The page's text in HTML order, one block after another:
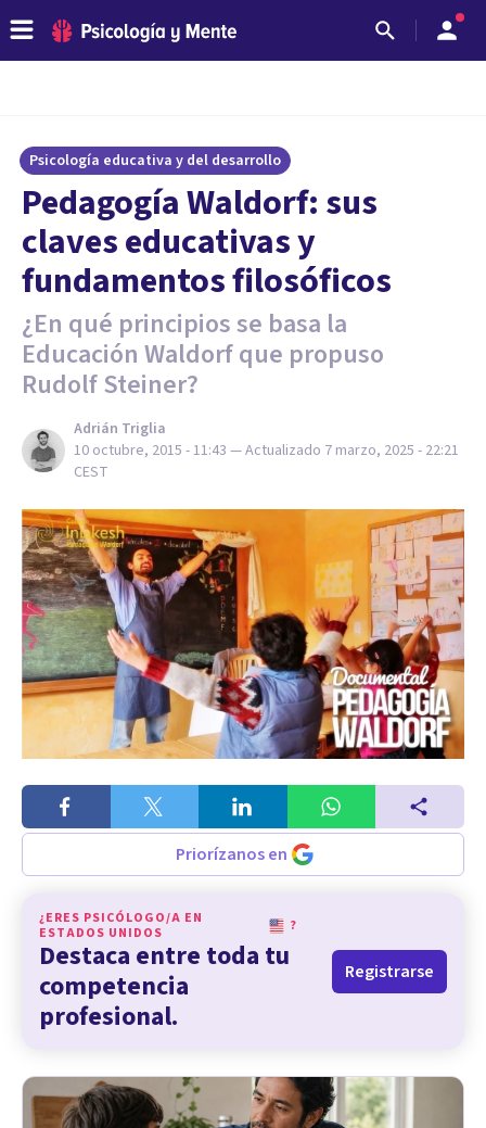
Psicología educativa y del desarrollo
​Pedagogía Waldorf: sus
claves educativas y
fundamentos filosóficos
¿En qué principios se basa la
Educación Waldorf que propuso
Rudolf Steiner?
Adrián Triglia
10 octubre, 2015 - 11:43 — Actualizado 7 marzo, 2025 - 22:21
CEST
Priorízanos en
¿ERES PSICÓLOGO/A EN
ESTADOS UNIDOS
?
Destaca entre toda tu
competencia
profesional.
Registrarse